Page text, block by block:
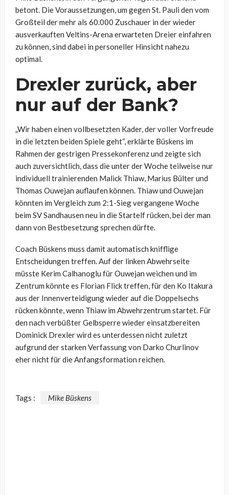
betont. Die Voraussetzungen, um gegen St. Pauli den vom
Großteil der mehr als 60.000 Zuschauer in der wieder
ausverkauften Veltins-Arena erwarteten Dreier einfahren
zu können, sind dabei in personeller Hinsicht nahezu
optimal.
Drexler zurück, aber
nur auf der Bank?
„Wir haben einen vollbesetzten Kader, der voller Vorfreude
in die letzten beiden Spiele geht“, erklärte Büskens im
Rahmen der gestrigen Pressekonferenz und zeigte sich
auch zuversichtlich, dass die unter der Woche teilweise nur
individuell trainierenden Malick Thiaw, Marius Bülter und
Thomas Ouwejan auflaufen können. Thiaw und Ouwejan
könnten im Vergleich zum 2:1-Sieg vergangene Woche
beim SV Sandhausen neu in die Startelf rücken, bei der man
dann von Bestbesetzung sprechen dürfte.
Coach Büskens muss damit automatisch knifflige
Entscheidungen treffen. Auf der linken Abwehrseite
müsste Kerim Calhanoglu für Ouwejan weichen und im
Zentrum könnte es Florian Flick treffen, für den Ko Itakura
aus der Innenverteidigung wieder auf die Doppelsechs
rücken könnte, wenn Thiaw im Abwehrzentrum startet. Für
den nach verbüßter Gelbsperre wieder einsatzbereiten
Dominick Drexler wird es unterdessen nicht zuletzt
aufgrund der starken Verfassung von Darko Churlinov
eher nicht für die Anfangsformation reichen.
Tags : Mike Büskens